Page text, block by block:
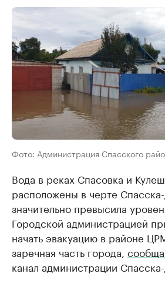
Фото: Администрация Спасского
Вода в реках Спасовка и
расположены в черте Спасска-
значительно превысила
Городской администрацией
начать эвакуацию в районе
заречная часть города,
канал администрации